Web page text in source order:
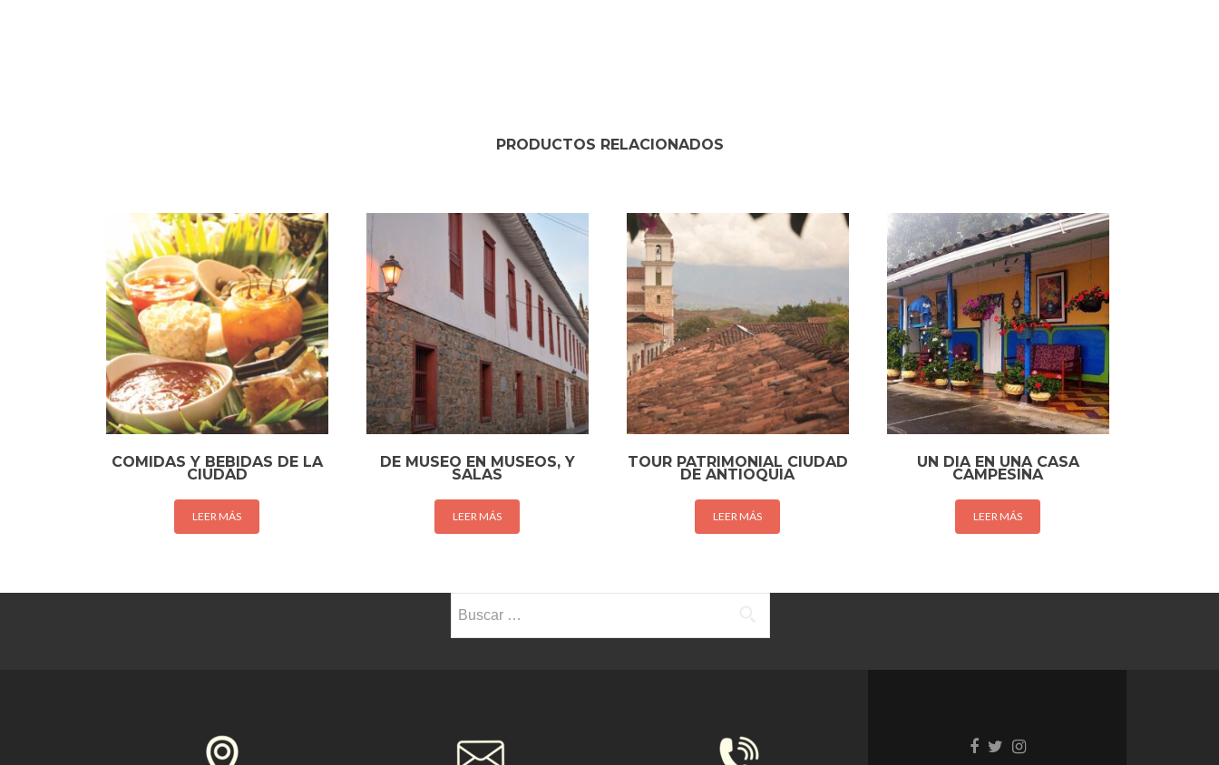
PRODUCTOS RELACIONADOS
COMIDAS Y BEBIDAS DE LA
CIUDAD
LEER MÁS
DE MUSEO EN MUSEOS, Y
SALAS
LEER MÁS
TOUR PATRIMONIAL CIUDAD
DE ANTIOQUIA
LEER MÁS
UN DIA EN UNA CASA
CAMPESINA
LEER MÁS
Enlace
EnlaceEnlace